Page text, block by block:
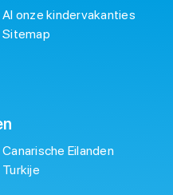
Al onze kindervakanties
Sitemap
Canarische Eilanden
Turkije